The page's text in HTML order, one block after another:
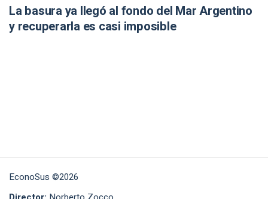
La basura ya llegó al fondo del Mar Argentino
y recuperarla es casi imposible
EconoSus ©2026